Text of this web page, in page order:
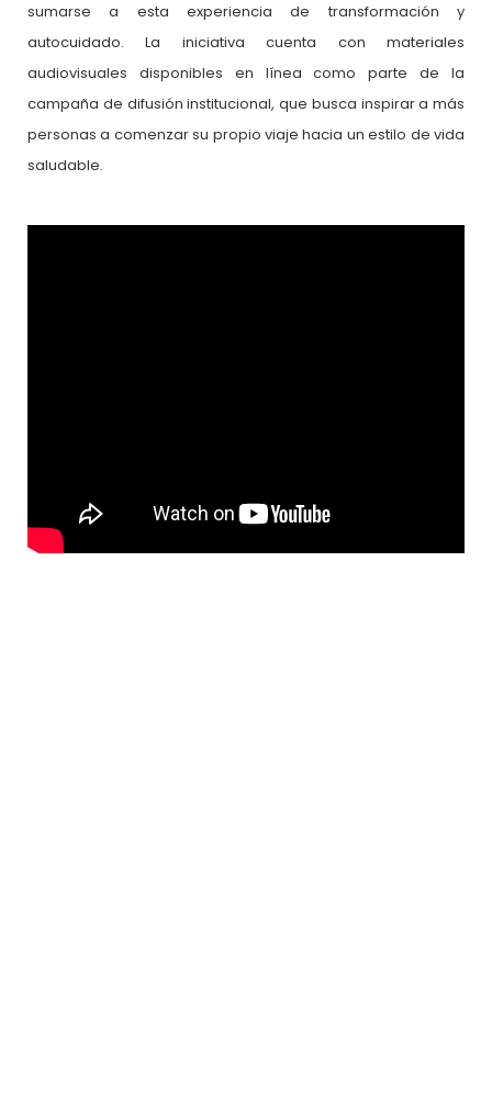
sumarse a esta experiencia de transformación y
autocuidado. La iniciativa cuenta con materiales
audiovisuales disponibles en línea como parte de la
campaña de difusión institucional, que busca inspirar a más
personas a comenzar su propio viaje hacia un estilo de vida
saludable.